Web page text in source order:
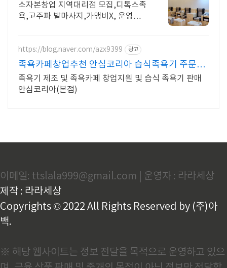
소자본창업 지역대리점 모집,디톡스족
욕,고주파 발마사지,가맹비X, 운영교
https://blog.naver.com/azx9399 광고
족욕카페창업추천 안심코리아 습식족욕기 주문상
담 받습니다
족욕기 제조 및 족욕카페 창업지원 및 습식 족욕기 판매
안심코리아(본점)
이메일: ttslala999@gmail.com | 운영자 : 라라세상
제작 : 라라세상
Copyrights © 2022 All Rights Reserved by (주)아
백.
※ 해당 웹사이트는 정보 전달을 목적으로 운영하고 있으